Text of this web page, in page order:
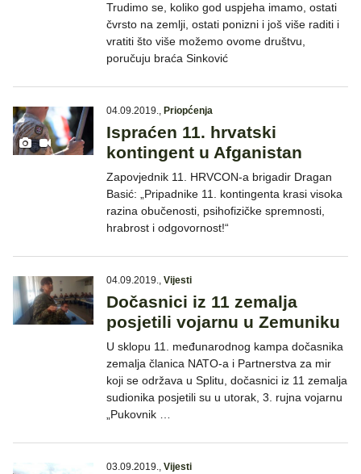
Trudimo se, koliko god uspjeha imamo, ostati
čvrsto na zemlji, ostati ponizni i još više raditi i
vratiti što više možemo ovome društvu,
poručuju braća Sinković
04.09.2019., Priopćenja
Ispraćen 11. hrvatski
kontingent u Afganistan
Zapovjednik 11. HRVCON-a brigadir Dragan
Basić: „Pripadnike 11. kontingenta krasi visoka
razina obučenosti, psihofizičke spremnosti,
hrabrost i odgovornost!“
04.09.2019., Vijesti
Dočasnici iz 11 zemalja
posjetili vojarnu u Zemuniku
U sklopu 11. međunarodnog kampa dočasnika
zemalja članica NATO-a i Partnerstva za mir
koji se održava u Splitu, dočasnici iz 11 zemalja
sudionika posjetili su u utorak, 3. rujna vojarnu
„Pukovnik …
03.09.2019., Vijesti